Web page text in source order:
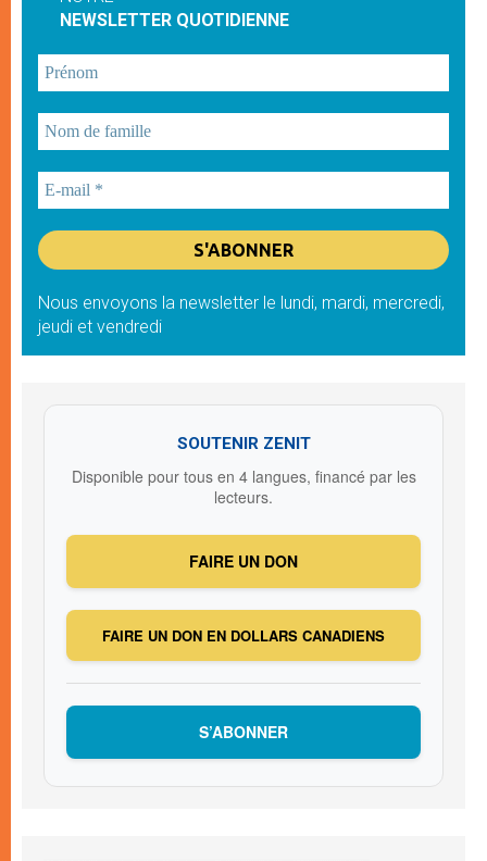
NEWSLETTER QUOTIDIENNE
Nous envoyons la newsletter le lundi, mardi, mercredi,
jeudi et vendredi
SOUTENIR ZENIT
Disponible pour tous en 4 langues, financé par les
lecteurs.
FAIRE UN DON
FAIRE UN DON EN DOLLARS CANADIENS
S’ABONNER